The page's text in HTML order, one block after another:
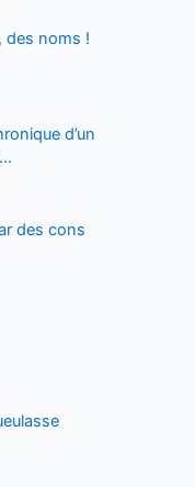
des noms !
d’un
des cons